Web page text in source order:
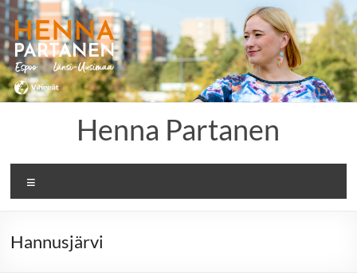
Skip
to
content
Henna Partanen
Hannusjärvi